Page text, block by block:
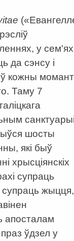
у
да сэнсу і
ў кожны момант
Таму 7
шосты
які быў
хрысціянскіх
супраць
жыцця,
апосталам
ўдзел у